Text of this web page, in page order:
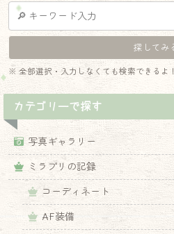
※ 全部選択・入力しなくても検索できるよ！
カテゴリーで探す
写真ギャラリー
ミラプリの記録
コーディネート
AF装備